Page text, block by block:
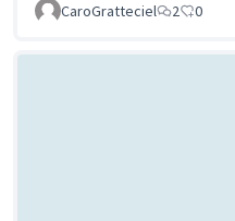
CaroGratteciel
2 0